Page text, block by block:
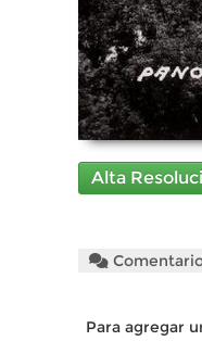
Alta
Para agregar